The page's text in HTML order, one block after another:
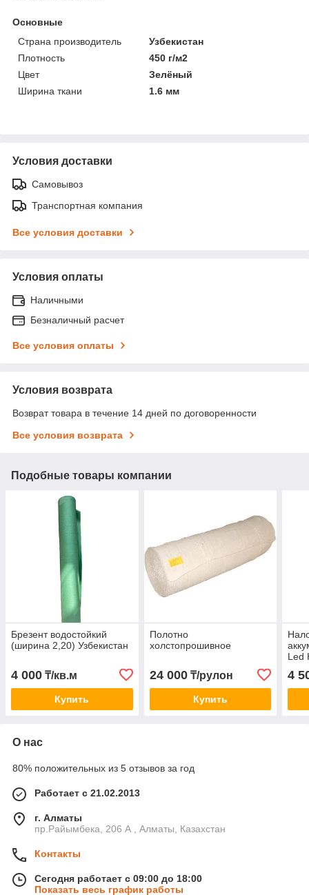
Основные
Страна производитель
Узбекистан
Плотность
450 г/м2
Цвет
Зелёный
Ширина ткани
1.6 мм
Условия доставки
Самовывоз
Транспортная компания
Все условия доставки
Условия оплаты
Наличными
Безналичный расчет
Все условия оплаты
Условия возврата
Возврат товара в течение 14 дней по договоренности
Все условия возврата
Подобные товары компании
Брезент водостойкий
(ширина 2,20) Узбекистан
4 000 ₸/кв.м
Купить
Полотно
холстопрошивное
24 000₸/рулон
Купить
Led
4
О нас
80% положительных из 5 отзывов за год
Работает с 21.02.2013
г. Алматы
пр.Райымбека, 206 А , Алматы, Казахстан
Контакты
Сегодня работает с 09:00 до 18:00
Показать весь график работы